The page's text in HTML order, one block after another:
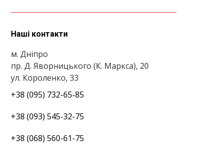
Наші контакти
м. Дніпро
пр. Д. Яворницького (К. Маркса), 20
ул. Короленко, 33
+38 (095) 732-65-85
+38 (093) 545-32-75
+38 (068) 560-61-75